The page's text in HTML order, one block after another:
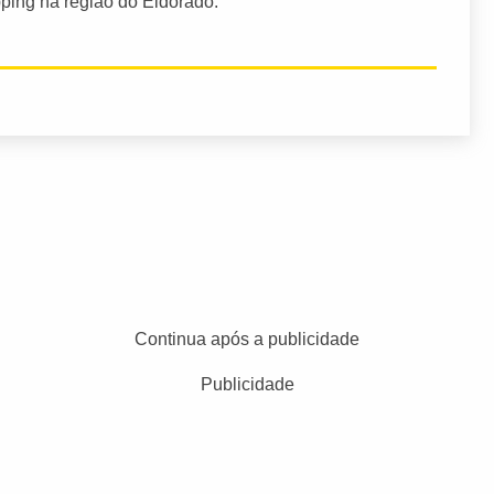
Continua após a publicidade
Publicidade